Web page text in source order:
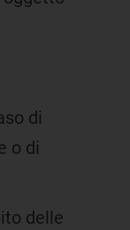
di
o di
delle